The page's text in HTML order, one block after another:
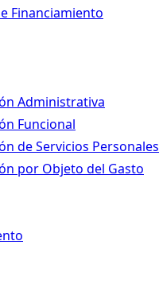
Financiamiento
Administrativa
Funcional
de Servicios Personales
por Objeto del Gasto